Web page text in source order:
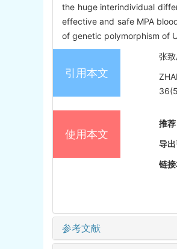
the huge interindividual
effective and safe MPA
of genetic polymorphism of
引用本文
张
使用本文
推荐
导
链
参考文献